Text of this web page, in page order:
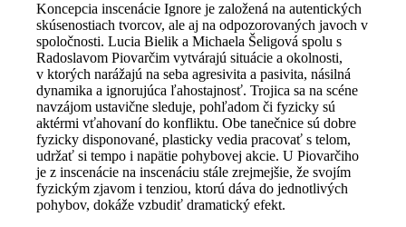
Koncepcia inscenácie Ignore je založená na autentických
skúsenostiach tvorcov, ale aj na odpozorovaných javoch v
spoločnosti. Lucia Bielik a Michaela Šeligová spolu s
Radoslavom Piovarčim vytvárajú situácie a okolnosti,
v ktorých narážajú na seba agresivita a pasivita, násilná
dynamika a ignorujúca ľahostajnosť. Trojica sa na scéne
navzájom ustavične sleduje, pohľadom či fyzicky sú
aktérmi vťahovaní do konfliktu. Obe tanečnice sú dobre
fyzicky disponované, plasticky vedia pracovať s telom,
udržať si tempo i napätie pohybovej akcie. U Piovarčiho
je z inscenácie na inscenáciu stále zrejmejšie, že svojím
fyzickým zjavom i tenziou, ktorú dáva do jednotlivých
pohybov, dokáže vzbudiť dramatický efekt.